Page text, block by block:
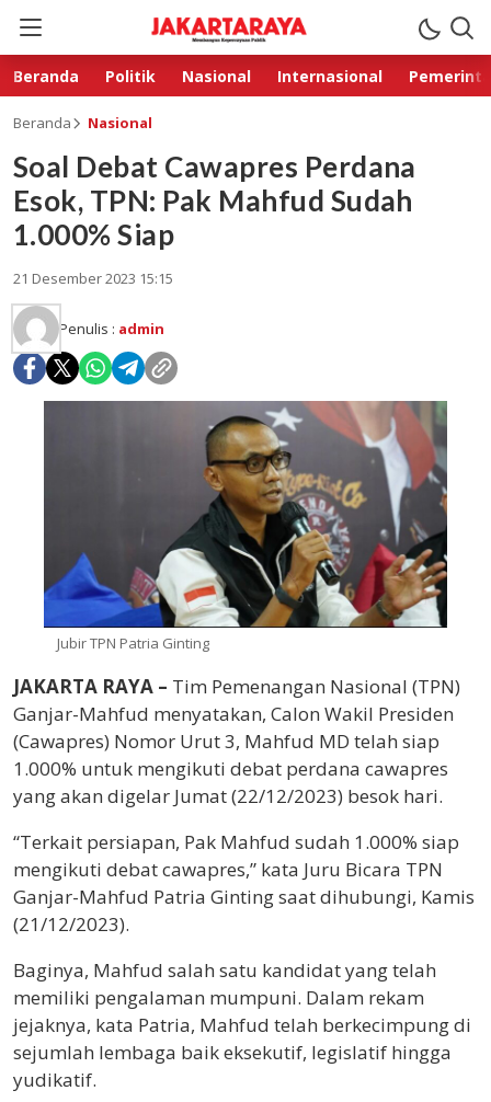
Beranda Politik Nasional Internasional
Beranda Nasional
Soal Debat Cawapres Perdana
Esok, TPN: Pak Mahfud Sudah
1.000% Siap
21 Desember 2023 15:15
Penulis : admin
Jubir TPN Patria Ginting
JAKARTA RAYA – Tim Pemenangan Nasional (TPN)
Ganjar-Mahfud menyatakan, Calon Wakil Presiden
(Cawapres) Nomor Urut 3, Mahfud MD telah siap
1.000% untuk mengikuti debat perdana cawapres
yang akan digelar Jumat (22/12/2023) besok hari.
“Terkait persiapan, Pak Mahfud sudah 1.000% siap
mengikuti debat cawapres,” kata Juru Bicara TPN
Ganjar-Mahfud Patria Ginting saat dihubungi, Kamis
(21/12/2023).
Baginya, Mahfud salah satu kandidat yang telah
memiliki pengalaman mumpuni. Dalam rekam
jejaknya, kata Patria, Mahfud telah berkecimpung di
sejumlah lembaga baik eksekutif, legislatif hingga
yudikatif.